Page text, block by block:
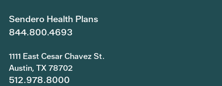
Sendero Health Plans
844.800.4693
1111 East Cesar Chavez St.
Austin, TX 78702
512.978.8000